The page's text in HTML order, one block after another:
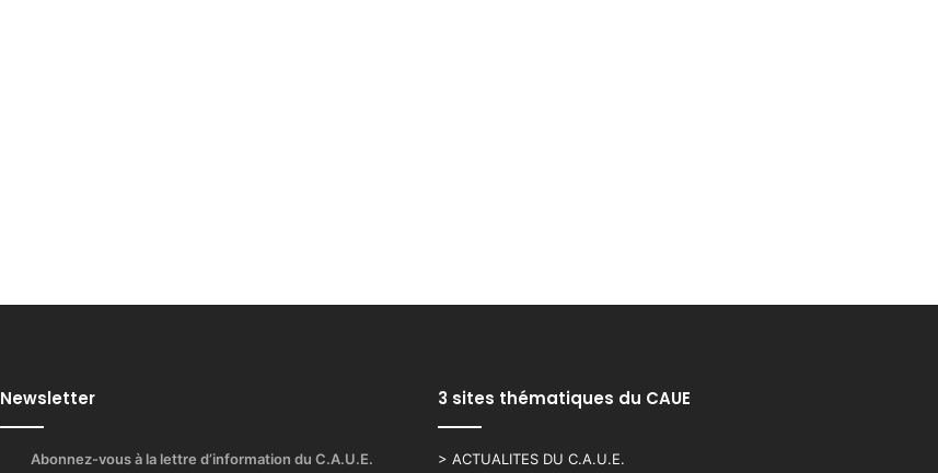
Newsletter
Abonnez-vous à la lettre d’information du C.A.U.E.
3 sites thématiques du CAUE
> ACTUALITES DU C.A.U.E.